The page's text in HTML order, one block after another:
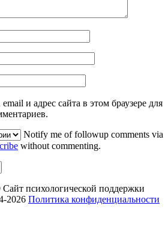
и адрес сайта в этом браузере для
Notify me of followup comments via
without commenting.
психологической поддержки
2026 Политика конфиденциальности